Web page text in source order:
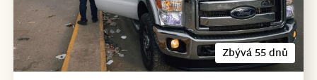
Zbývá 55 dnů